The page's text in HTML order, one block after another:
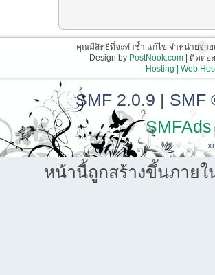
คุณมีสิทธิที่จะทำซ้ำ แก้ไข จำหน่ายจ่า
Design by PostNook.com| ติดต่อส
Hosting | Web
SMF 2.0.9 | SMF
SMFAds
หน้านี้ถูกสร้างขึ้นภายใ